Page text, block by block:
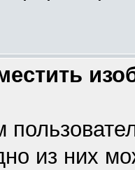
из них